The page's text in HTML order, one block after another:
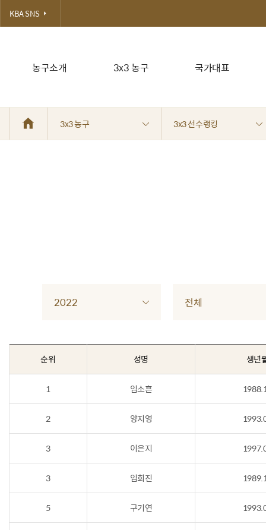
농구소개 3x3 농구 국가대표
KBA SNS
3x3 농구 3x3 선수랭킹
2022 전체
순위 성명 생년
1 임소흔
2 양지영
3 이은지
3 임희진
5 구기연